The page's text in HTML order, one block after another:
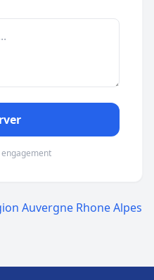
Auvergne Rhone Alpes